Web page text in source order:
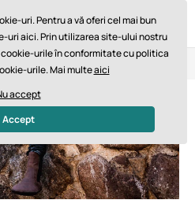
Livrare rapidă de la 747,61 lei GRATUIT
Cizme barefoot
uri. Pentru a vă oferi cel mai bun
uri aici. Prin utilizarea site-ului nostru
urile în conformitate cu politica
urile. Mai multeaici
accept
Accept